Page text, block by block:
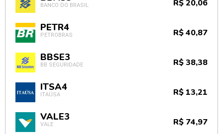
BANCO DO BRASIL R$ 20,06
PETR4
PETROBRAS R$ 40,87
BBSE3
BB SEGURIDADE R$ 38,38
ITSA4
ITAÚSA R$ 13,21
VALE3
VALE R$ 74,97